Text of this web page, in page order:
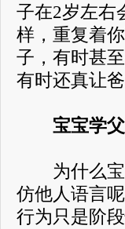
子在2岁左右
样，重复着
子，有时甚
有时还真让
宝宝学
为什么宝
仿他人语言
行为只是阶